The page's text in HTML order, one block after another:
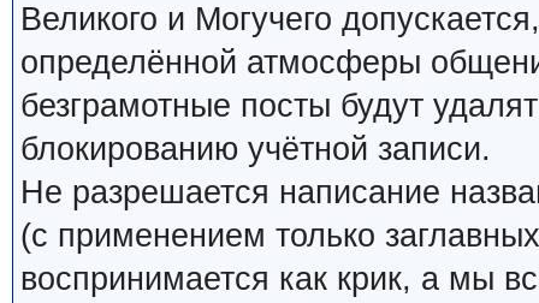
Великого и Могучего
определённой атмосферы
безграмотные посты будут
блокированию учётной записи.
Не разрешается написание
(с применением только
воспринимается как крик, а мы